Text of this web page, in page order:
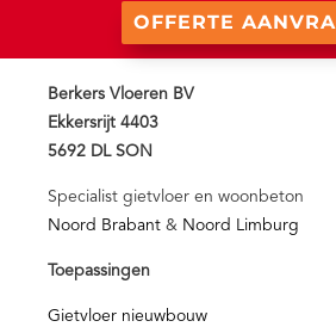
OFFERTE
Berkers Vloeren BV
Ekkersrijt 4403
5692 DL SON
Specialist gietvloer en woonbeton
Noord Brabant & Noord Limburg
Toepassingen
Gietvloer nieuwbouw